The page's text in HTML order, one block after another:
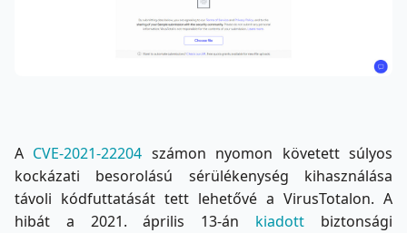
A CVE-2021-22204 számon nyomon követett súlyos
kockázati besorolású sérülékenység kihasználása
távoli kódfuttatását tett lehetővé a VirusTotalon. A
hibát a 2021. április 13-án kiadott biztonsági